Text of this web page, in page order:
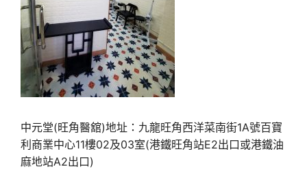
中元堂(旺角醫舘)地址：九龍旺角西洋菜南街1A號百寶
利商業中心11樓02及03室(港鐵旺角站E2出口或港鐵油
麻地站A2出口)